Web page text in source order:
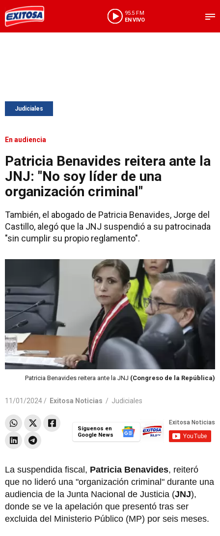
95.5 FM
EN VIVO
Judiciales
En audiencia
Patricia Benavides reitera ante la
JNJ: "No soy líder de una
organización criminal"
También, el abogado de Patricia Benavides, Jorge del
Castillo, alegó que la JNJ suspendió a su patrocinada
"sin cumplir su propio reglamento".
Patricia Benavides reitera ante la JNJ (Congreso de la República)
11/01/2024 / Exitosa Noticias / Judiciales
Síguenos en
Google News
La suspendida fiscal, Patricia Benavides, reiteró
que no lideró una "organización criminal" durante una
audiencia de la Junta Nacional de Justicia (JNJ),
donde se ve la apelación que presentó tras ser
excluida del Ministerio Público (MP) por seis meses.